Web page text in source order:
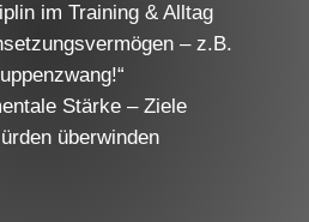
im Training & Alltag
– z.B.
Stärke – Ziele
überwinden